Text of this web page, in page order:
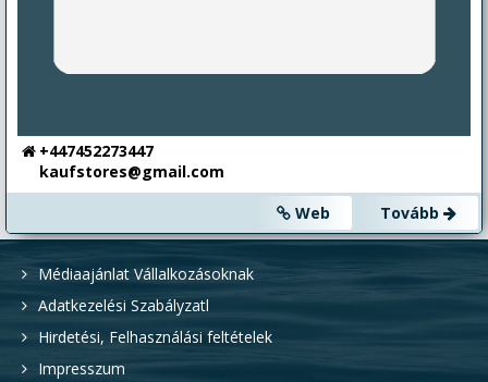
+447452273447
kaufstores@gmail.com
Web
Tovább
Médiaajánlat Vállalkozásoknak
Adatkezelési Szabályzatl
Hirdetési, Felhasználási feltételek
Impresszum